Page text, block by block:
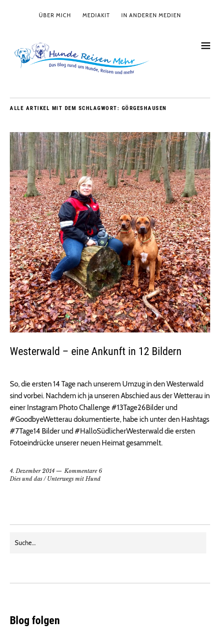
ÜBER MICH MEDIAKIT IN ANDEREN MEDIEN
ALLE ARTIKEL MIT DEM SCHLAGWORT: GÖRGESHAUSEN
Westerwald – eine Ankunft in 12 Bildern
So, die ersten 14 Tage nach unserem Umzug in den Westerwald
sind vorbei. Nachdem ich ja unseren Abschied aus der Wetterau in
einer Instagram Photo Challenge #13Tage26Bilder und
#GoodbyeWetterau dokumentierte, habe ich unter den Hashtags
#7Tage14 Bilder und #HalloSüdlicherWesterwald die ersten
Fotoeindrücke unserer neuen Heimat gesammelt.
4. Dezember 2014
Kommentare 6
Dies und das / Unterwegs mit Hund
Blog folgen